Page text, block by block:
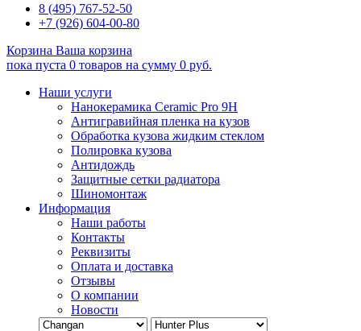
8 (495) 767-52-50
+7 (926) 604-00-80
Корзина Ваша корзина
пока пуста 0 товаров на сумму 0 руб.
Наши услуги
Нанокерамика Ceramic Pro 9H
Антигравийная пленка на кузов
Обработка кузова жидким стеклом
Полировка кузова
Антидождь
Защитные сетки радиатора
Шиномонтаж
Информация
Наши работы
Контакты
Реквизиты
Оплата и доставка
Отзывы
О компании
Новости